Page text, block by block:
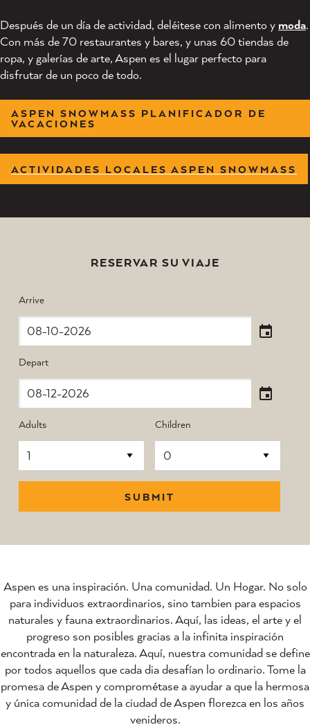
Después de un día de actividad, deléitese con alimento y moda.
Con más de 70 restaurantes y bares, y unas 60 tiendas de
ropa, y galerías de arte, Aspen es el lugar perfecto para
disfrutar de un poco de todo.
ASPEN SNOWMASS PLANIFICADOR DE
VACACIONES
ACTIVIDADES LOCALES ASPEN SNOWMASS
RESERVAR SU VIAJE
Arrive
Depart
Adults Children
SUBMIT
Aspen es una inspiración. Una comunidad. Un Hogar. No solo
para individuos extraordinarios, sino tambien para espacios
naturales y fauna extraordinarios. Aquí, las ideas, el arte y el
progreso son posibles gracias a la infinita inspiración
encontrada en la naturaleza. Aquí, nuestra comunidad se define
por todos aquellos que cada dia desafían lo ordinario. Tome la
promesa de Aspen y comprométase a ayudar a que la hermosa
y única comunidad de la ciudad de Aspen florezca en los años
venideros.